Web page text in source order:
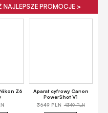
NAJLEPSZE PROMOCJE >
Z6
Aparat cyfrowy Canon
PowerShot V1
3649 PLN 4349 PLN